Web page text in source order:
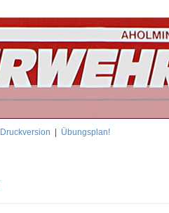
Druckversion
Übungsplan!